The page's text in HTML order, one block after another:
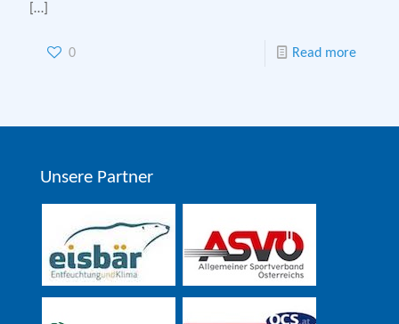
[…]
0 Read more
Unsere Partner